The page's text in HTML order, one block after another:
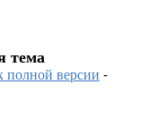
тема
полной версии -